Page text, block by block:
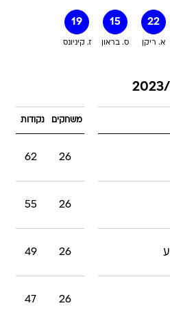
19
ז. קיניונס
15
ס. בראון
22
א. ריקן
משחקים נקודות
26
62
26
55
26
49
26
47